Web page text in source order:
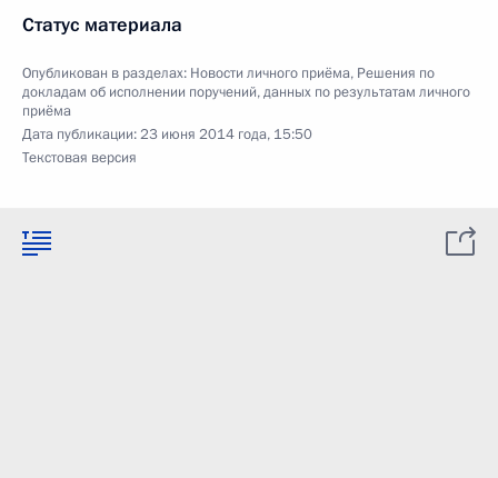
Статус материала
Опубликован в разделах: Новости личного приёма, Решения по
докладам об исполнении поручений, данных по результатам личного
приёма
Дата публикации:23 июня 2014 года, 15:50
Текстовая версия